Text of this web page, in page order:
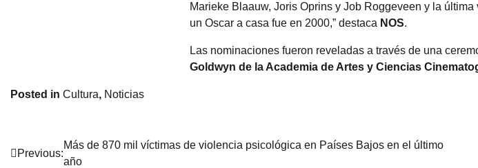
Marieke Blaauw, Joris Oprins y Job Roggeveen y la
un Oscar a casa fue en 2000,” destaca NOS.
Las nominaciones fueron reveladas a través de una
Goldwyn de la Academia de Artes y Ciencias
Posted in Cultura, Noticias
Post
Previous:
Más de 870 mil víctimas de violencia psicológica en Países Bajos en el último
año